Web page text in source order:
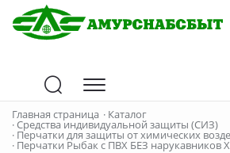
Главная страница · Каталог
·Средства индивидуальной защиты (СИЗ)
· Перчатки для защиты от химических
· Перчатки Рыбак с ПВХ БЕЗ нарукавников